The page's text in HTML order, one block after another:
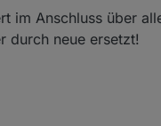
im Anschluss über
durch neue ersetzt!